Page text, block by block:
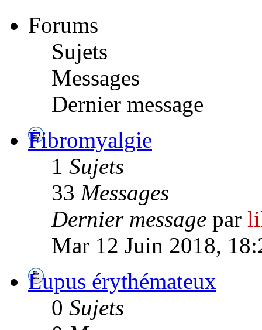
Forums
Sujets
Messages
Dernier message
Fibromyalgie
1 Sujets
33 Messages
Dernier message par
Mar 12 Juin 2018,
Lupus érythémateux
0 Sujets